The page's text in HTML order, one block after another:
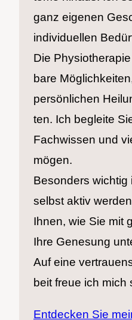
ganz eige­nen
indi­vi­du­el­len
Die
ba­re
per­sön­li­chen
ten. Ich beglei­te
Fach­wis­sen und
mö­gen.
Beson­ders wich­tig
selbst aktiv
Ihnen, wie Sie mit
Ihre Gene­sung
Auf eine
beit freue ich mich
Ent­de­cken Sie